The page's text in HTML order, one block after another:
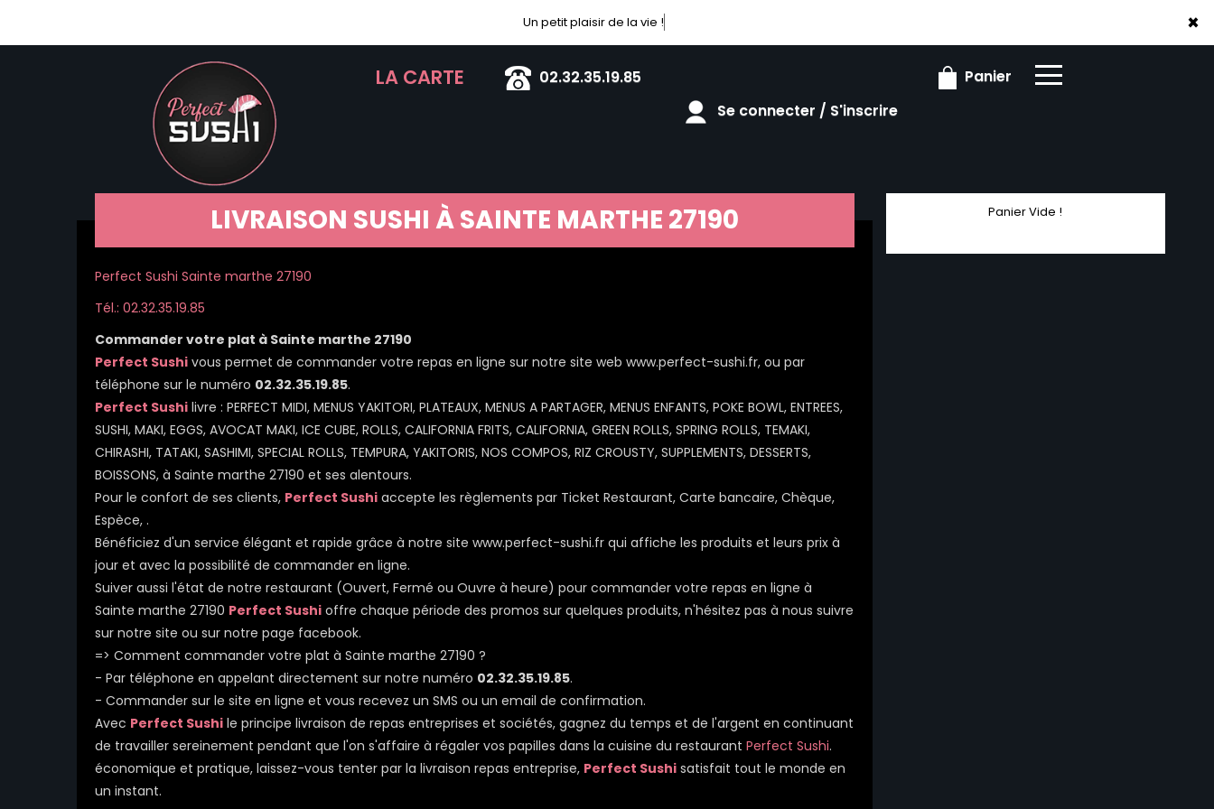
×
Un petit plaisir de la vie !
LA CARTE 02.32.35.19.85 Panier
×
LIVRAISON SUSHI À SAINTE MARTHE 27190
Perfect Sushi Sainte marthe 27190
Tél.: 02.32.35.19.85
Commander votre plat à Sainte marthe 27190
Perfect Sushi vous permet de commander votre repas en ligne sur notre site web www.perfect-sushi.fr, ou par
téléphone sur le numéro 02.32.35.19.85.
Perfect Sushi livre : PERFECT MIDI, MENUS YAKITORI, PLATEAUX, MENUS A PARTAGER, MENUS ENFANTS, POKE BOWL, ENTREES,
SUSHI, MAKI, EGGS, AVOCAT MAKI, ICE CUBE, ROLLS, CALIFORNIA FRITS, CALIFORNIA, GREEN ROLLS, SPRING ROLLS, TEMAKI,
CHIRASHI, TATAKI, SASHIMI, SPECIAL ROLLS, TEMPURA, YAKITORIS, NOS COMPOS, RIZ CROUSTY, SUPPLEMENTS, DESSERTS,
BOISSONS, à Sainte marthe 27190 et ses alentours.
Pour le confort de ses clients, Perfect Sushi accepte les règlements par Ticket Restaurant, Carte bancaire, Chèque,
Espèce, .
Bénéficiez d'un service élégant et rapide grâce à notre site www.perfect-sushi.fr qui affiche les produits et leurs prix à
jour et avec la possibilité de commander en ligne.
Suiver aussi l'état de notre restaurant (Ouvert, Fermé ou Ouvre à heure) pour commander votre repas en ligne à
Sainte marthe 27190 Perfect Sushi offre chaque période des promos sur quelques produits, n'hésitez pas à nous suivre
sur notre site ou sur notre page facebook.
=> Comment commander votre plat à Sainte marthe 27190 ?
- Par téléphone en appelant directement sur notre numéro 02.32.35.19.85.
- Commander sur le site en ligne et vous recevez un SMS ou un email de confirmation.
Avec Perfect Sushi le principe livraison de repas entreprises et sociétés, gagnez du temps et de l'argent en continuant
de travailler sereinement pendant que l'on s'affaire à régaler vos papilles dans la cuisine du restaurant Perfect Sushi.
économique et pratique, laissez-vous tenter par la livraison repas entreprise, Perfect Sushi satisfait tout le monde en
un instant.
Panier Vide !